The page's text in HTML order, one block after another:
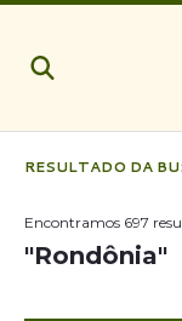
RESULTADO DA
Encontramos 697
"Rondônia"